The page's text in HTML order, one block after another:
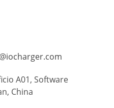
A01, Software
China